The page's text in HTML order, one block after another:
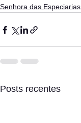
Senhora das Especiarias
Posts recentes